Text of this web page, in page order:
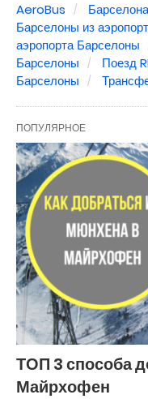
AeroBus Барселона
Барселоны из
аэропорта Барселоны
Барселоны
Поезд
Барселоны
ПОПУЛЯРНОЕ
ТОП 3 способа
Майрхофен